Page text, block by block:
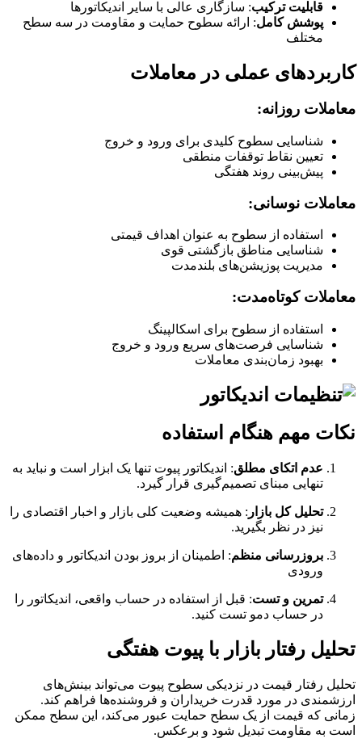
قابلیت ترکیب: سازگاری عالی با سایر اندیکاتورها
پوشش کامل: ارائه سطوح حمایت و مقاومت در سه سطح
مختلف
کاربردهای عملی در معاملات
معاملات روزانه:
شناسایی سطوح کلیدی برای ورود و خروج
تعیین نقاط توقفات منطقی
پیش‌بینی روند هفتگی
معاملات نوسانی:
استفاده از سطوح به عنوان اهداف قیمتی
شناسایی مناطق بازگشتی قوی
مدیریت پوزیشن‌های بلندمدت
معاملات کوتاه‌مدت:
استفاده از سطوح برای اسکالپینگ
شناسایی فرصت‌های سریع ورود و خروج
بهبود زمان‌بندی معاملات
نکات مهم هنگام استفاده
عدم اتکای مطلق: اندیکاتور پیوت تنها یک ابزار است و نباید به
تنهایی مبنای تصمیم‌گیری قرار گیرد.
تحلیل کل بازار : همیشه وضعیت کلی بازار و اخبار اقتصادی را
نیز در نظر بگیرید.
بروزرسانی منظم: اطمینان از بروز بودن اندیکاتور و داده‌های
ورودی
تمرین و تست: قبل از استفاده در حساب واقعی، اندیکاتور را
در حساب دمو تست کنید.
تحلیل رفتار بازار با پیوت هفتگی
تحلیل رفتار قیمت در نزدیکی سطوح پیوت می‌تواند بینش‌های
ارزشمندی در مورد قدرت خریداران و فروشنده‌ها فراهم کند.
زمانی که قیمت از یک سطح حمایت عبور می‌کند، این سطح ممکن
است به مقاومت تبدیل شود و برعکس.